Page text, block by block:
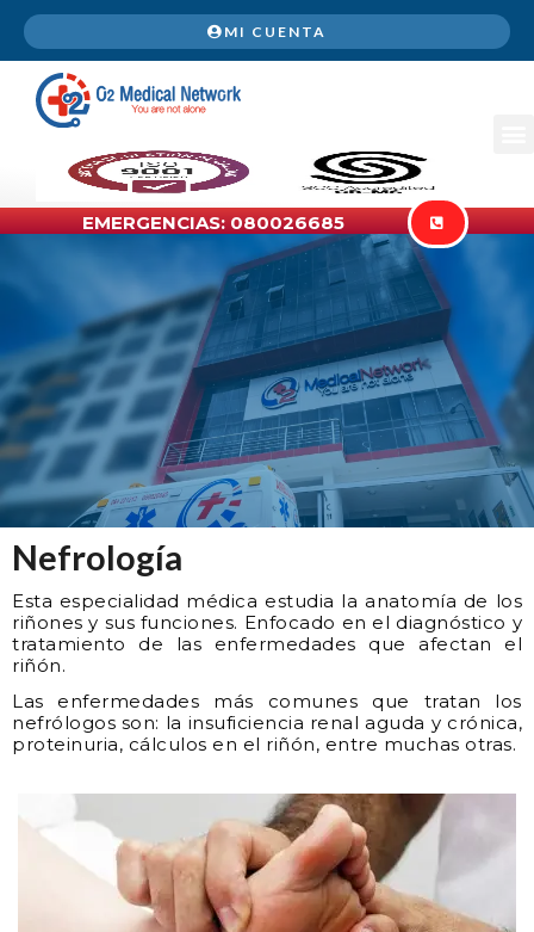
MI CUENTA
EMERGENCIAS: 080026685
Nefrología
Esta especialidad médica estudia la anatomía de los
riñones y sus funciones. Enfocado en el diagnóstico y
tratamiento de las enfermedades que afectan el
riñón.
Las enfermedades más comunes que tratan los
nefrólogos son: la insuficiencia renal aguda y crónica,
proteinuria, cálculos en el riñón, entre muchas otras.